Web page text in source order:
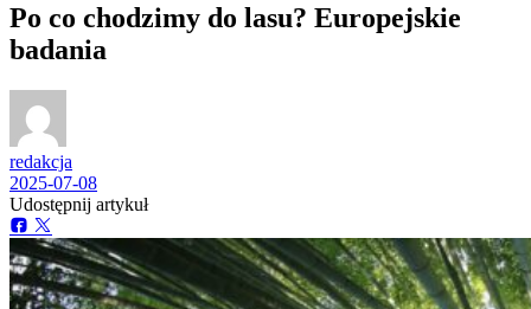
Po co chodzimy do lasu? Europejskie
badania
redakcja
2025-07-08
Udostępnij artykuł